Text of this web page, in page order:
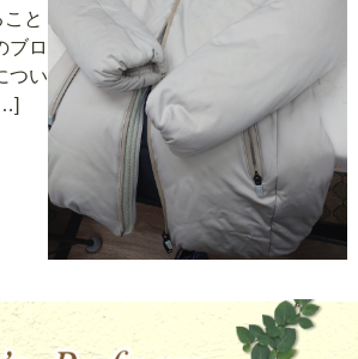
と
ブロ
つい